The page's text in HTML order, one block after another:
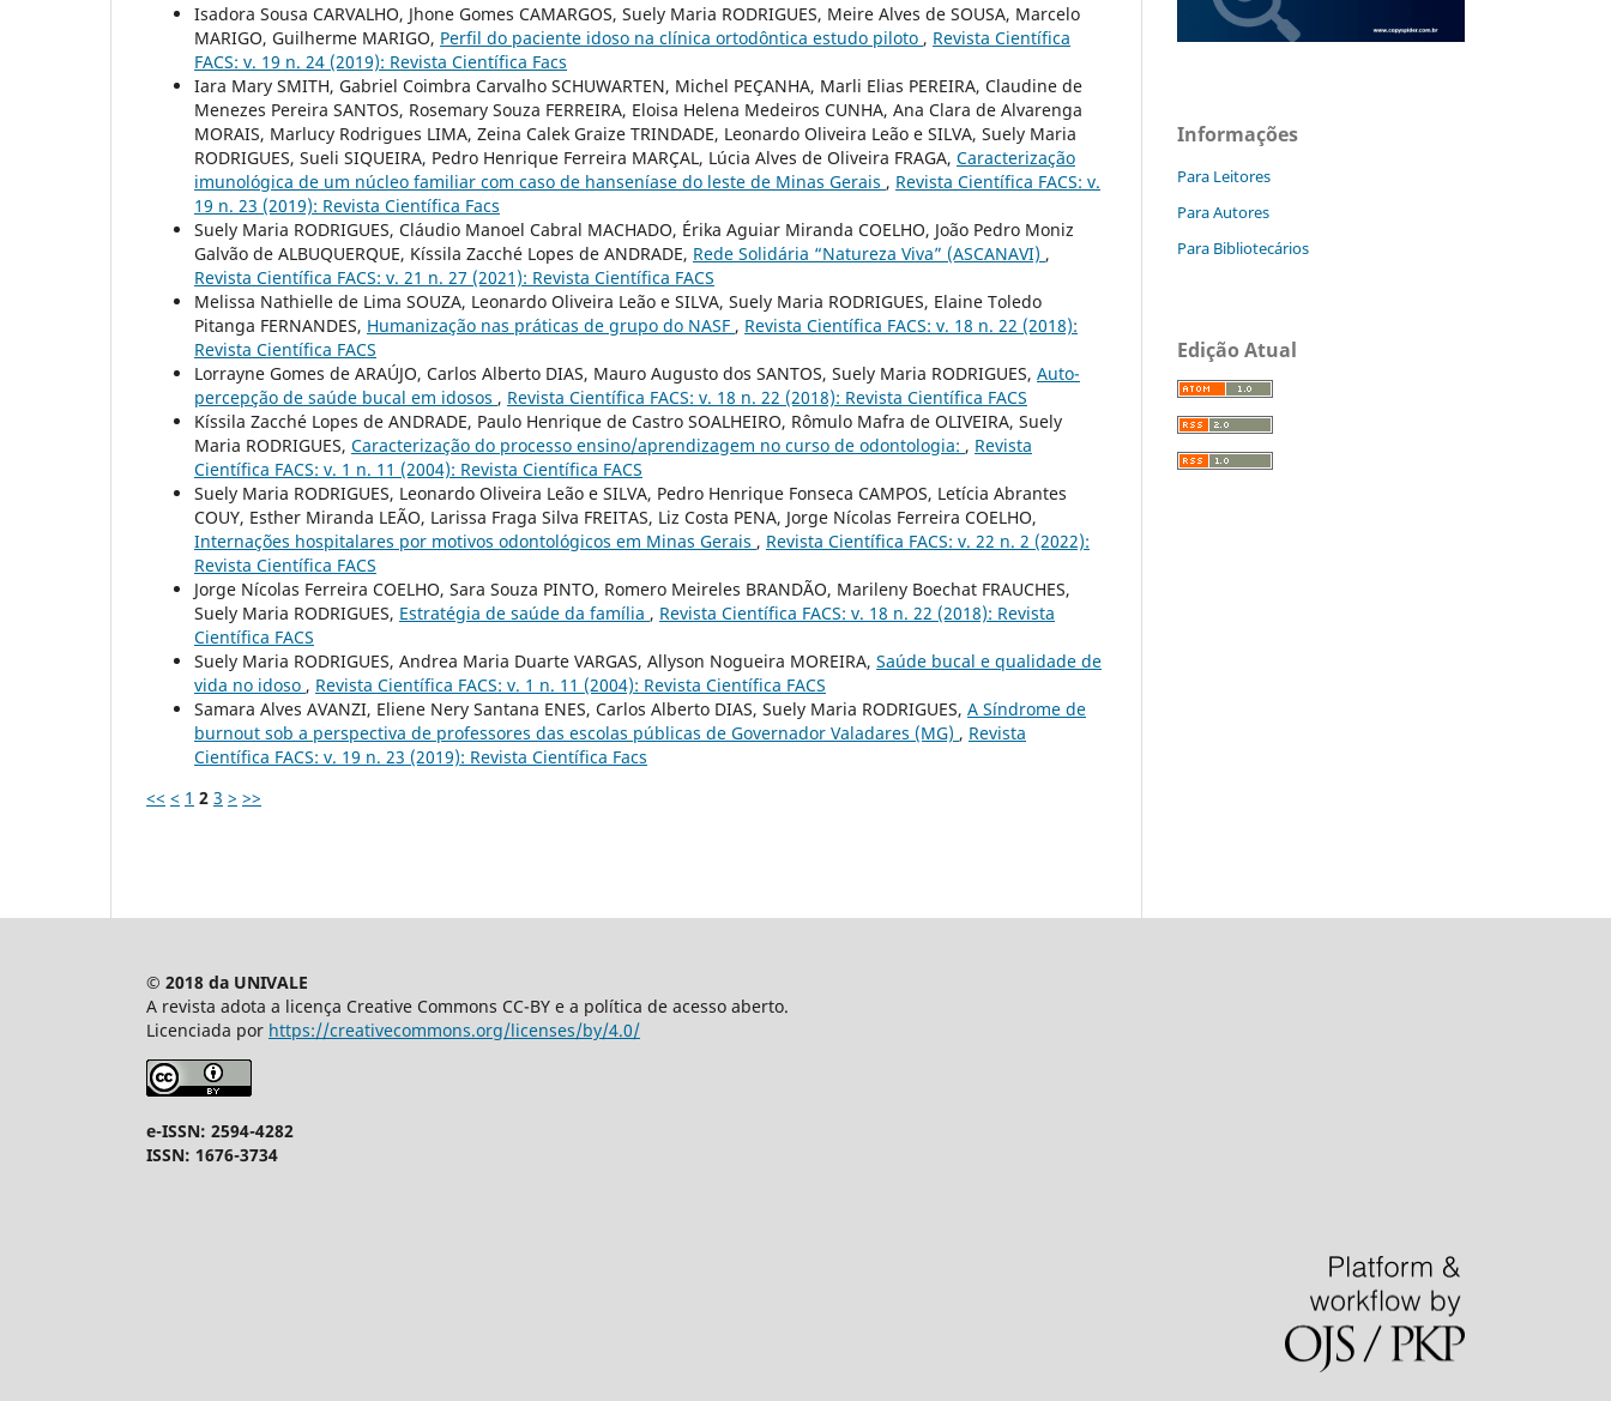
Isadora Sousa CARVALHO, Jhone Gomes CAMARGOS, Suely Maria RODRIGUES, Meire Alves de SOUSA, Marcelo
MARIGO, Guilherme MARIGO, Perfil do paciente idoso na clínica ortodôntica estudo piloto , Revista Científica
FACS: v. 19 n. 24 (2019): Revista Científica Facs
Iara Mary SMITH, Gabriel Coimbra Carvalho SCHUWARTEN, Michel PEÇANHA, Marli Elias PEREIRA, Claudine de
Menezes Pereira SANTOS, Rosemary Souza FERREIRA, Eloisa Helena Medeiros CUNHA, Ana Clara de Alvarenga
MORAIS, Marlucy Rodrigues LIMA, Zeina Calek Graize TRINDADE, Leonardo Oliveira Leão e SILVA, Suely Maria
RODRIGUES, Sueli SIQUEIRA, Pedro Henrique Ferreira MARÇAL, Lúcia Alves de Oliveira FRAGA, Caracterização
imunológica de um núcleo familiar com caso de hanseníase do leste de Minas Gerais , Revista Científica FACS: v.
19 n. 23 (2019): Revista Científica Facs
Suely Maria RODRIGUES, Cláudio Manoel Cabral MACHADO, Érika Aguiar Miranda COELHO, João Pedro Moniz
Galvão de ALBUQUERQUE, Kíssila Zacché Lopes de ANDRADE, Rede Solidária “Natureza Viva” (ASCANAVI) ,
Revista Científica FACS: v. 21 n. 27 (2021): Revista Científica FACS
Melissa Nathielle de Lima SOUZA, Leonardo Oliveira Leão e SILVA, Suely Maria RODRIGUES, Elaine Toledo
Pitanga FERNANDES, Humanização nas práticas de grupo do NASF , Revista Científica FACS: v. 18 n. 22 (2018):
Revista Científica FACS
Lorrayne Gomes de ARAÚJO, Carlos Alberto DIAS, Mauro Augusto dos SANTOS, Suely Maria RODRIGUES, Auto-
percepção de saúde bucal em idosos , Revista Científica FACS: v. 18 n. 22 (2018): Revista Científica FACS
Kíssila Zacché Lopes de ANDRADE, Paulo Henrique de Castro SOALHEIRO, Rômulo Mafra de OLIVEIRA, Suely
Maria RODRIGUES, Caracterização do processo ensino/aprendizagem no curso de odontologia: , Revista
Científica FACS: v. 1 n. 11 (2004): Revista Científica FACS
Suely Maria RODRIGUES, Leonardo Oliveira Leão e SILVA, Pedro Henrique Fonseca CAMPOS, Letícia Abrantes
COUY, Esther Miranda LEÃO, Larissa Fraga Silva FREITAS, Liz Costa PENA, Jorge Nícolas Ferreira COELHO,
Internações hospitalares por motivos odontológicos em Minas Gerais , Revista Científica FACS: v. 22 n. 2 (2022):
Revista Científica FACS
Jorge Nícolas Ferreira COELHO, Sara Souza PINTO, Romero Meireles BRANDÃO, Marileny Boechat FRAUCHES,
Suely Maria RODRIGUES, Estratégia de saúde da família , Revista Científica FACS: v. 18 n. 22 (2018): Revista
Científica FACS
Suely Maria RODRIGUES, Andrea Maria Duarte VARGAS, Allyson Nogueira MOREIRA, Saúde bucal e qualidade de
vida no idoso , Revista Científica FACS: v. 1 n. 11 (2004): Revista Científica FACS
Samara Alves AVANZI, Eliene Nery Santana ENES, Carlos Alberto DIAS, Suely Maria RODRIGUES, A Síndrome de
burnout sob a perspectiva de professores das escolas públicas de Governador Valadares (MG) , Revista
Científica FACS: v. 19 n. 23 (2019): Revista Científica Facs
<< < 1 2 3 > >>
Informações
Para Leitores
Para Autores
Para Bibliotecários
Edição Atual
© 2018 da UNIVALE
A revista adota a licença Creative Commons CC-BY e a política de acesso aberto.
Licenciada por https://creativecommons.org/licenses/by/4.0/
e-ISSN: 2594-4282
ISSN: 1676-3734